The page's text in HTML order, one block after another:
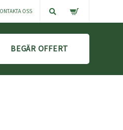
OSS
BEGÄR OFFERT